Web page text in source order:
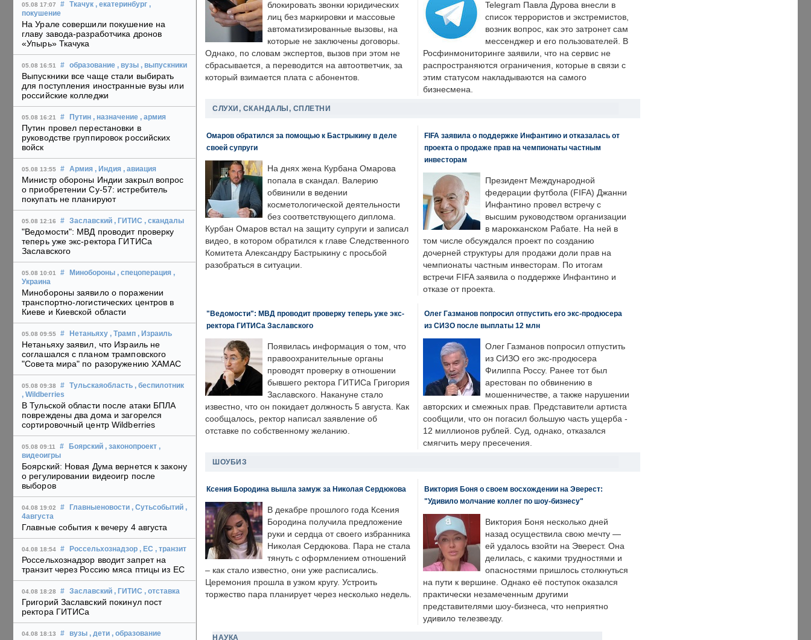
05.08 17:07 # Ткачук , екатеринбург ,
покушение
На Урале совершили покушение на
главу завода-разработчика дронов
«Упырь» Ткачука
05.08 16:51 # образование , вузы , выпускники
Выпускники все чаще стали выбирать
для поступления иностранные вузы или
российские колледжи
05.08 16:21 # Путин , назначение , армия
Путин провел перестановки в
руководстве группировок российских
войск
05.08 13:55 # Армия , Индия , авиация
Министр обороны Индии закрыл вопрос
о приобретении Су-57: истребитель
покупать не планируют
05.08 12:16 # Заславский , ГИТИС , скандалы
"Ведомости": МВД проводит проверку
теперь уже экс-ректора ГИТИСа
Заславского
05.08 10:01 # Минобороны , спецоперация ,
Украина
Минобороны заявило о поражении
транспортно-логистических центров в
Киеве и Киевской области
05.08 09:55 # Нетаньяху , Трамп , Израиль
Нетаньяху заявил, что Израиль не
соглашался с планом трамповского
"Совета мира" по разоружению ХАМАС
05.08 09:38 # Тульскаяобласть , беспилотник
, Wildberries
В Тульской области после атаки БПЛА
повреждены два дома и загорелся
сортировочный центр Wildberries
05.08 09:11 # Боярский , законопроект ,
видеоигры
Боярский: Новая Дума вернется к закону
о регулировании видеоигр после
выборов
04.08 19:02 # Главныеновости , Сутьсобытий ,
4августа
Главные события к вечеру 4 августа
04.08 18:54 # Россельхознадзор , ЕС , транзит
Россельхознадзор вводит запрет на
транзит через Россию мяса птицы из ЕС
04.08 18:28 # Заславский , ГИТИС , отставка
Григорий Заславский покинул пост
ректора ГИТИСа
04.08 18:13 # вузы , дети , образование
блокировать звонки юридических
лиц без маркировки и массовые
автоматизированные вызовы, на
которые не заключены договоры.
Однако, по словам экспертов, вызов при этом не
сбрасывается, а переводится на автоответчик, за
который взимается плата с абонентов.
Telegram Павла Дурова внесли в
список террористов и экстремистов,
возник вопрос, как это затронет сам
мессенджер и его пользователей. В
Росфинмониторинге заявили, что на сервис не
распространяются ограничения, которые в связи с
этим статусом накладываются на самого
бизнесмена.
СЛУХИ, СКАНДАЛЫ, СПЛЕТНИ
Омаров обратился за помощью к Бастрыкину в деле
своей супруги
На днях жена Курбана Омарова
попала в скандал. Валерию
обвинили в ведении
косметологической деятельности
без соответствующего диплома.
Курбан Омаров встал на защиту супруги и записал
видео, в котором обратился к главе Следственного
Комитета Александру Бастрыкину с просьбой
разобраться в ситуации.
FIFA заявила о поддержке Инфантино и отказалась от
проекта о продаже прав на чемпионаты частным
инвесторам
Президент Международной
федерации футбола (FIFA) Джанни
Инфантино провел встречу с
высшим руководством организации
в марокканском Рабате. На ней в
том числе обсуждался проект по созданию
дочерней структуры для продажи доли прав на
чемпионаты частным инвесторам. По итогам
встречи FIFA заявила о поддержке Инфантино и
отказе от проекта.
"Ведомости": МВД проводит проверку теперь уже экс-
ректора ГИТИСа Заславского
Появилась информация о том, что
правоохранительные органы
проводят проверку в отношении
бывшего ректора ГИТИСа Григория
Заславского. Накануне стало
известно, что он покидает должность 5 августа. Как
сообщалось, ректор написал заявление об
отставке по собственному желанию.
Олег Газманов попросил отпустить его экс-продюсера
из СИЗО после выплаты 12 млн
Олег Газманов попросил отпустить
из СИЗО его экс-продюсера
Филиппа Россу. Ранее тот был
арестован по обвинению в
мошенничестве, а также нарушении
авторских и смежных прав. Представители артиста
сообщили, что он погасил большую часть ущерба -
12 миллионов рублей. Суд, однако, отказался
смягчить меру пресечения.
ШОУБИЗ
Ксения Бородина вышла замуж за Николая Сердюкова
В декабре прошлого года Ксения
Бородина получила предложение
руки и сердца от своего избранника
Николая Сердюкова. Пара не стала
тянуть с оформлением отношений
– как стало известно, они уже расписались.
Церемония прошла в узком кругу. Устроить
торжество пара планирует через несколько недель.
Виктория Боня о своем восхождении на Эверест:
"Удивило молчание коллег по шоу-бизнесу"
Виктория Боня несколько дней
назад осуществила свою мечту —
ей удалось взойти на Эверест. Она
делилась, с какими трудностями и
опасностями пришлось столкнуться
на пути к вершине. Однако её поступок оказался
практически незамеченным другими
представителями шоу-бизнеса, что неприятно
удивило телезвезду.
НАУКА